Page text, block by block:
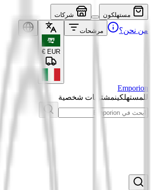
مستهلكون شركات
من نحن؟ مرشحات
EUR
€
Emporion
للمستهلكينمشتريات شخصية